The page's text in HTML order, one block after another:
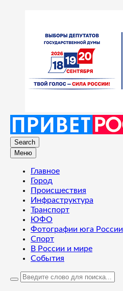
Search
Меню
Главное
Город
Происшествия
Инфраструктура
Транспорт
ЮФО
Фотографии юга России
Спорт
В России и мире
События